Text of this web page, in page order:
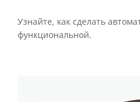
Узнайте, как сделать
функциональной.